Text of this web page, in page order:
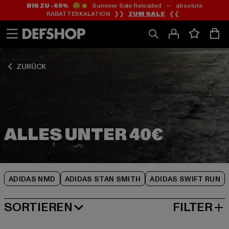
Zum
Inhalt
springen
Zum
Fußzeile
springen
BIS ZU -65%😲💥 Summer Sale Reloaded — absolute
RABATTESKALATION ❯❯ ZUM SALE ❮❮
ZURÜCK
ADIDAS NMD ADIDAS STAN SMITH ADIDAS SWIFT RUN
Zum
Produktraster
springen
SORTIEREN
BELIEBTESTE FILTER